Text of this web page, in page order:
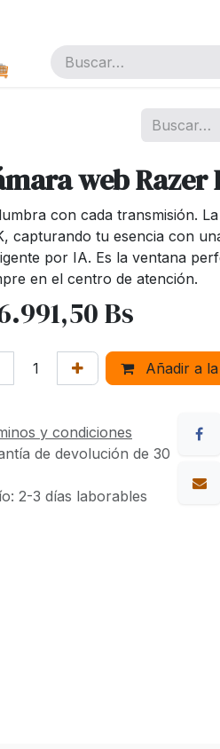
web
con cada transmisión.
capturando tu esencia con
por IA. Es la ventana
en el centro de atención.
Bs
Añadir a
y condiciones
de devolución de 30
2-3 días laborables